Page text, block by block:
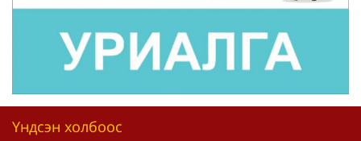
Үндсэн холбоос